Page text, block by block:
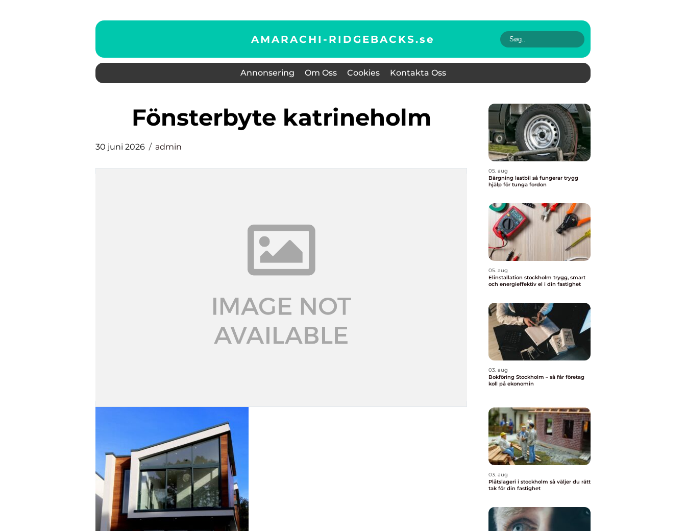
AMARACHI-RIDGEBACKS.se
Annonsering Om Oss Cookies Kontakta Oss
fönsterbyte katrineholm
30 juni 2026 admin
05. aug
Bärgning lastbil så fungerar trygg
hjälp för tunga fordon
05. aug
Elinstallation stockholm trygg, smart
och energieffektiv el i din fastighet
03. aug
Bokföring Stockholm – så får företag
koll på ekonomin
03. aug
Plåtslageri i stockholm så väljer du rätt
tak för din fastighet